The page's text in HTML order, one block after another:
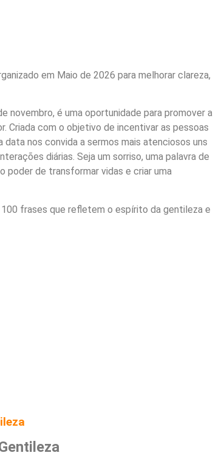
em Maio de 2026 para melhorar clareza,
novembro, é uma oportunidade para promover a
Criada com o objetivo de incentivar as pessoas
nos convida a sermos mais atenciosos uns
diárias. Seja um sorriso, uma palavra de
poder de transformar vidas e criar uma
frases que refletem o espírito da gentileza e